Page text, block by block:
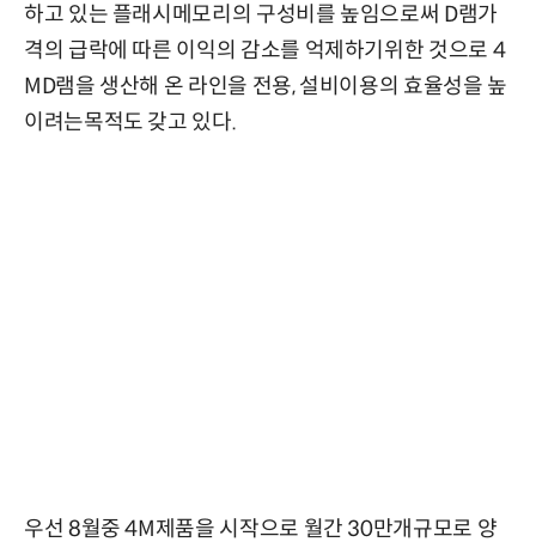
하고 있는 플래시메모리의 구성비를 높임으로써 D램가
격의 급락에 따른 이익의 감소를 억제하기위한 것으로 4
MD램을 생산해 온 라인을 전용, 설비이용의 효율성을 높
이려는목적도 갖고 있다.
우선 8월중 4M제품을 시작으로 월간 30만개규모로 양